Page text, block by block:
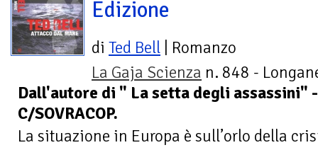
Edizione
di Ted Bell | Romanzo
La Gaja Scienza n. 848 -
Dall'autore di " La setta degli assassini" -
C/SOVRACOP.
La situazione in Europa è sull’orlo della